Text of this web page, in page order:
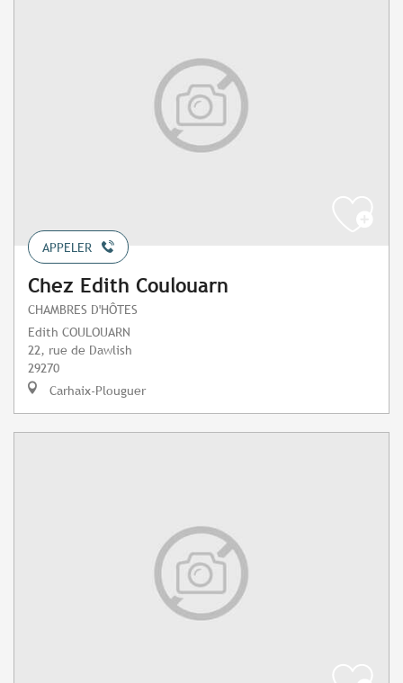
APPELER
Chez Edith Coulouarn
CHAMBRES D'HÔTES
Edith COULOUARN
22, rue de Dawlish
29270
Carhaix-Plouguer